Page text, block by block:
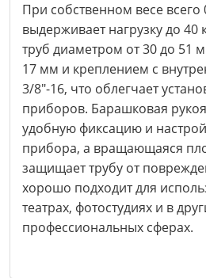
При собственном весе всего
выдерживает нагрузку до 40
труб диаметром от 30 до 51
17 мм и креплением с
3/8"-16, что облегчает
приборов. Барашковая
удобную фиксацию и
прибора, а вращающаяся
защищает трубу от
хорошо подходит для
театрах, фотостудиях и в
профессиональных сферах.